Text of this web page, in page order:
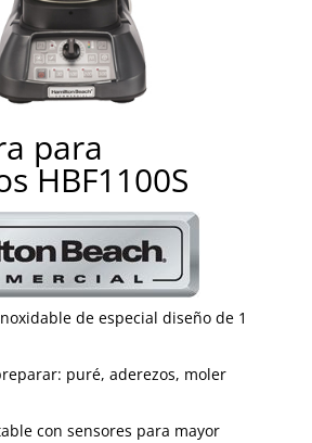
para
HBF1100S
de especial diseño de 1
puré, aderezos, moler
con sensores para mayor